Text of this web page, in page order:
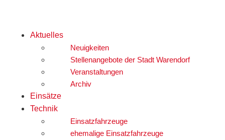
Aktuelles
Neuigkeiten
Stellenangebote der Stadt Warendorf
Veranstaltungen
Archiv
Einsätze
Technik
Einsatzfahrzeuge
ehemalige Einsatzfahrzeuge